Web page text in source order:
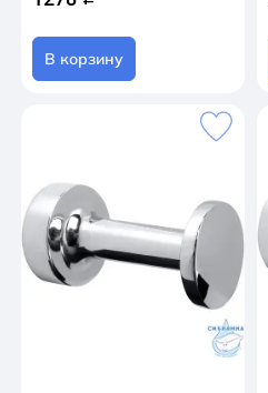
В корзину